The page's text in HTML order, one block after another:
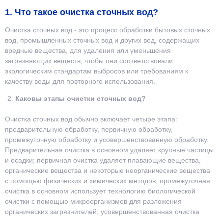
1. Что такое очистка сточных вод?
Очистка сточных вод - это процесс обработки бытовых сточных
вод, промышленных сточных вод и других вод, содержащих
вредные вещества, для удаления или уменьшения
загрязняющих веществ, чтобы они соответствовали
экологическим стандартам выбросов или требованиям к
качеству воды для повторного использования.
Каковы этапы очистки сточных вод?
Очистка сточных вод обычно включает четыре этапа:
предварительную обработку, первичную обработку,
промежуточную обработку и усовершенствованную обработку.
Предварительная очистка в основном удаляет крупные частицы
и осадки; первичная очистка удаляет плавающие вещества,
органические вещества и некоторые неорганические вещества
с помощью физических и химических методов; промежуточная
очистка в основном использует технологию биологической
очистки с помощью микроорганизмов для разложения
органических загрязнителей; усовершенствованная очистка